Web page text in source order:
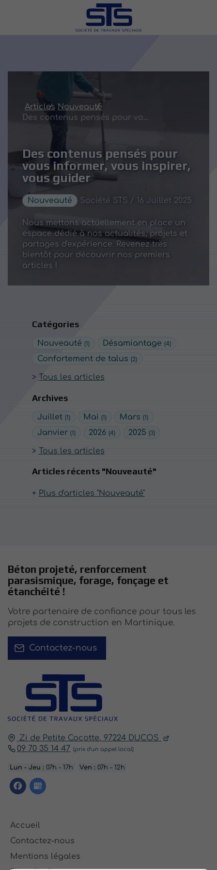
Catégories
Nouveauté (1) Désamiantage(4)
Confortement de talus (2)
Tous les articles
Archives
Juillet (1) Mai(1) Mars(1)
Janvier (1) 2026(4) 2025(3)
Tous les articles
Articles récents "Nouveauté"
Plus d'articles "Nouveauté"
Articles Nouveauté
Des contenus pensés pour vous informer, vous inspirer, vous guider
Des contenus pensés pour
vous informer, vous inspirer,
vous guider
Nouveauté Société STS / 16 Juillet 2025
Nous mettons actuellement en place un
espace dédié à nos actualités, projets et
partages d'expérience. Revenez très
bientôt pour découvrir nos premiers
articles !
Zi de Petite Cocotte, 97224 DUCOS
09 70 35 14 47
Lun - Jeu :07h - 17h Ven :07h - 12h
Accueil
Contactez-nous
Mentions légales
Béton projeté, renforcement
parasismique, forage, fonçage et
étanchéité !
Votre partenaire de confiance pour tous les
projets de construction en Martinique.
Contactez-nous